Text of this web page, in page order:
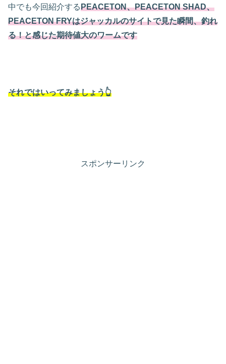
中でも今回紹介するPEACETON、PEACETON SHAD、
PEACETON FRYはジャッカルのサイトで見た瞬間、釣れ
る！と感じた期待値大のワームです
それではいってみましょう👆
スポンサーリンク